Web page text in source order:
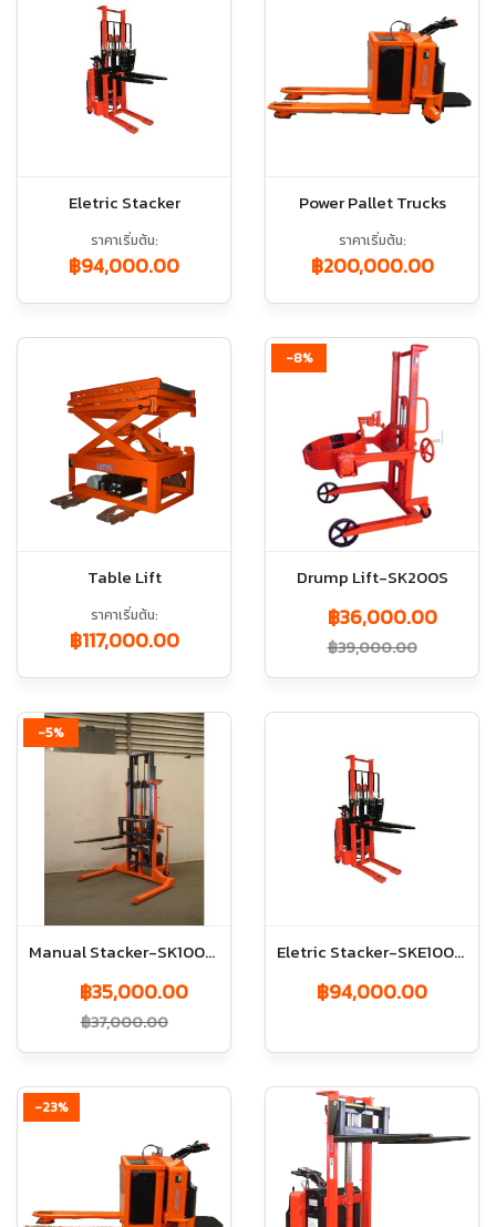
Eletric Stacker
ราคาเริ่มต้น
฿94,000.00
Power Pallet Trucks
ราคาเริ่มต้น
฿200,000.00
Table Lift
ราคาเริ่มต้น
฿117,000.00
-8%
Drump Lift-SK200S
฿36,000.00
฿39,000.00
-5%
Manual Stacker-SK1000/1.6M
฿35,000.00
฿37,000.00
Eletric Stacker-SKE1000/1.6M
฿94,000.00
-23%